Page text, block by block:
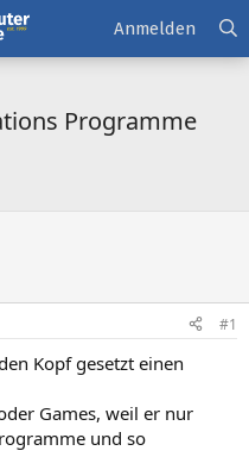
Anmelden
Programme
#1
Kopf gesetzt einen
Games, weil er nur
und so